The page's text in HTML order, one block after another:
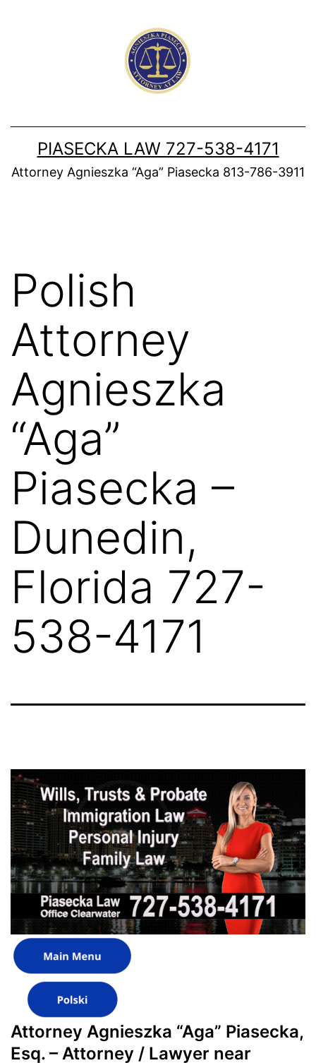
PIASECKA LAW 727-538-4171
Attorney Agnieszka “Aga” Piasecka 813-786-3911
Polish
Attorney
Agnieszka
“Aga”
Piasecka –
Dunedin,
Florida 727-
538-4171
Attorney Agnieszka “Aga” Piasecka,
Esq. – Attorney / Lawyer near